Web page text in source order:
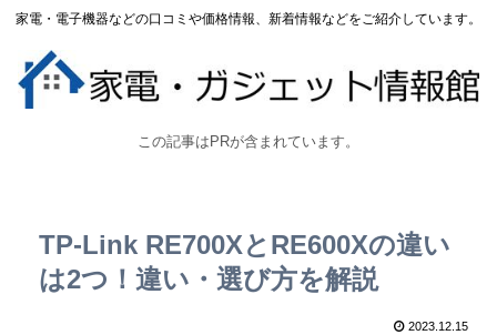
家電・電子機器などの口コミや価格情報、新着情報などをご紹介しています。
この記事はPRが含まれています。
TP-Link RE700XとRE600Xの違い
は2つ！違い・選び方を解説
2023.12.15